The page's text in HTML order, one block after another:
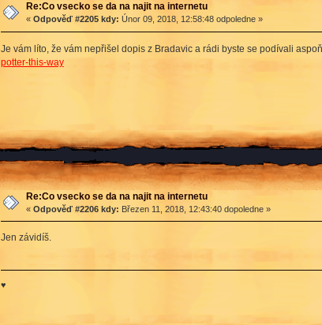
Re:Co vsecko se da na najit na internetu
« Odpověď #2205 kdy: Únor 09, 2018, 12:58:48 odpoledne »
Je vám líto, že vám nepřišel dopis z Bradavic a rádi byste se podívali
potter-this-way
Re:Co vsecko se da na najit na internetu
« Odpověď #2206 kdy: Březen 11, 2018, 12:43:40 dopoledne »
Jen závidíš.
♥